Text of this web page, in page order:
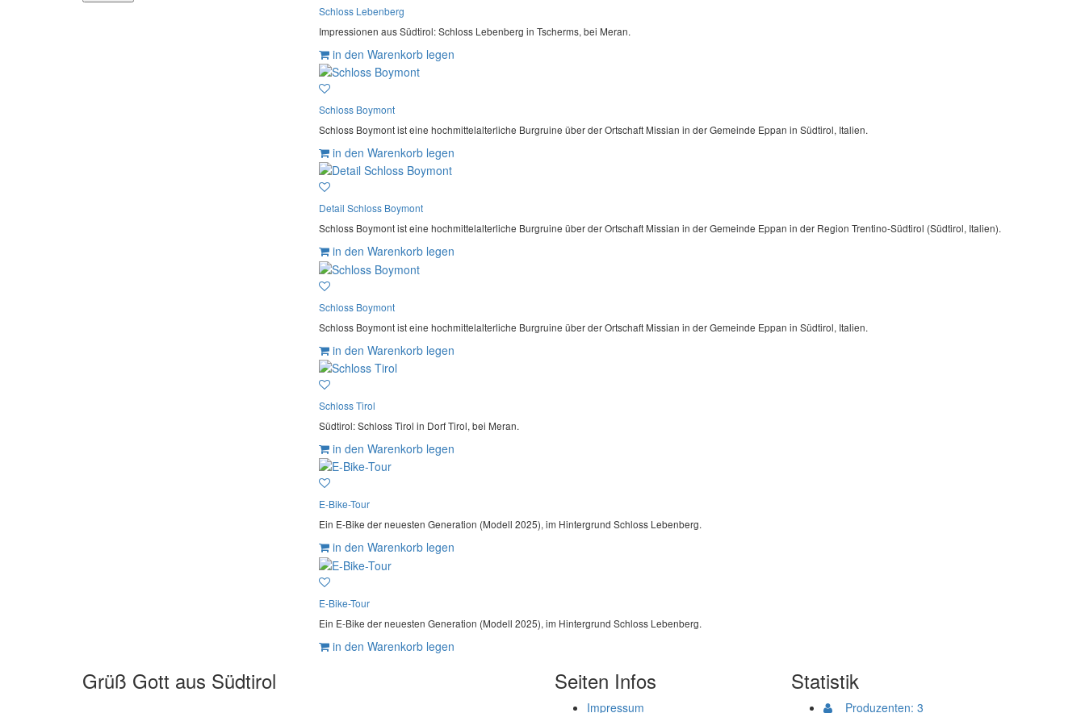
Schloss Lebenberg
Impressionen aus Südtirol: Schloss Lebenberg in Tscherms, bei Meran.
in den Warenkorb legen
Schloss Boymont
Schloss Boymont ist eine hochmittelalterliche Burgruine über der Ortschaft Missian in der Gemeinde Eppan in Südtirol, Italien.
in den Warenkorb legen
Detail Schloss Boymont
Schloss Boymont ist eine hochmittelalterliche Burgruine über der Ortschaft Missian in der Gemeinde Eppan in der Region Trentino-Südtirol (Südtirol, Italien).
in den Warenkorb legen
Schloss Boymont
Schloss Boymont ist eine hochmittelalterliche Burgruine über der Ortschaft Missian in der Gemeinde Eppan in Südtirol, Italien.
in den Warenkorb legen
Schloss Tirol
Südtirol: Schloss Tirol in Dorf Tirol, bei Meran.
in den Warenkorb legen
E-Bike-Tour
Ein E-Bike der neuesten Generation (Modell 2025), im Hintergrund Schloss Lebenberg.
in den Warenkorb legen
E-Bike-Tour
Ein E-Bike der neuesten Generation (Modell 2025), im Hintergrund Schloss Lebenberg.
in den Warenkorb legen
Grüß Gott aus Südtirol Seiten Infos
Impressum
Statistik
Produzenten: 3